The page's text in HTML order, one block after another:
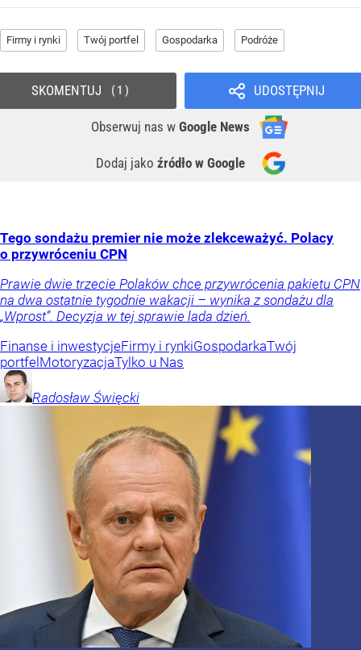
Firmy i rynki Twój portfel Gospodarka Podróże
UDOSTĘPNIJ
Obserwuj nas w Google News
Dodaj jako źródło w Google
SKOMENTUJ 1
Tego sondażu premier nie może zlekceważyć. Polacy
o przywróceniu CPN
Prawie dwie trzecie Polaków chce przywrócenia pakietu CPN
na dwa ostatnie tygodnie wakacji – wynika z sondażu dla
„Wprost”. Decyzja w tej sprawie lada dzień.
Finanse i inwestycjeFirmy i rynkiGospodarkaTwój
portfel MotoryzacjaTylko u Nas
Radosław Święcki